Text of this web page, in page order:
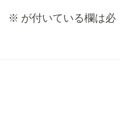
※ が付いている欄は必